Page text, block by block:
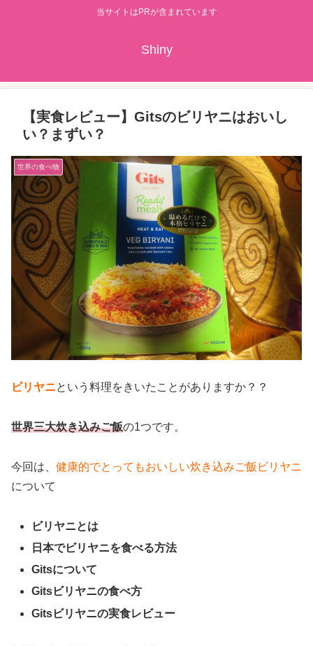
当サイトはPRが含まれています
Shiny
【実食レビュー】Gitsのビリヤニはおいし
い？まずい？
世界の食べ物
ビリヤニという料理をきいたことがありますか？？
世界三大炊き込みご飯の1つです。
今回は、 健康的でとってもおいしい炊き込みご飯ビリヤニ
について
ビリヤニとは
日本でビリヤニを食べる方法
Gitsについて
Gitsビリヤニの食べ方
Gitsビリヤニの実食レビュー